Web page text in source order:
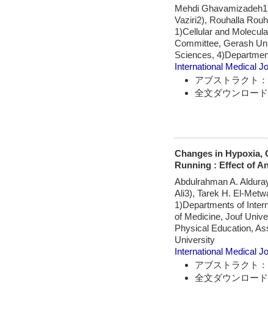
Mehdi
Vaziri2), Rouhalla
1)Cellular and
Committee, Gerash
Sciences,
International Medical
アブストラクト
全文ダウンロー
Changes in Hypoxia,
Running : Effect of
Abdulrahman A.
Ali3), Tarek H. El-
1)Departments of
of Medicine, Jouf
Physical Education,
University
International Medical
アブストラクト
全文ダウンロー